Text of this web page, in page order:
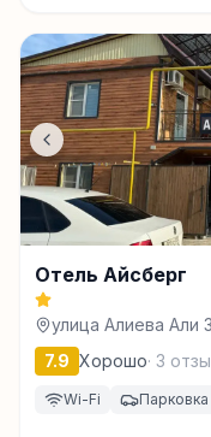
Отель Айсберг
улица Алиева Али
7.9 Хорошо· 3
Wi-Fi Парковка